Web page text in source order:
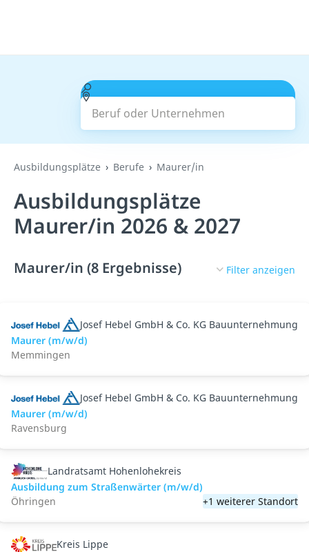
Beruf oder Unternehmen
Suchen
Ausbildungsplätze Berufe Maurer/in
Ausbildungsplätze
Maurer/in 2026 & 2027
Maurer/in (8 Ergebnisse) Filter anzeigen
Josef Hebel GmbH & Co. KG Bauunternehmung
Maurer (m/w/d)
Memmingen
Josef Hebel GmbH & Co. KG Bauunternehmung
Maurer (m/w/d)
Ravensburg
Landratsamt Hohenlohekreis
Ausbildung zum Straßenwärter (m/w/d)
Öhringen
+1 weiterer Standort
Kreis Lippe